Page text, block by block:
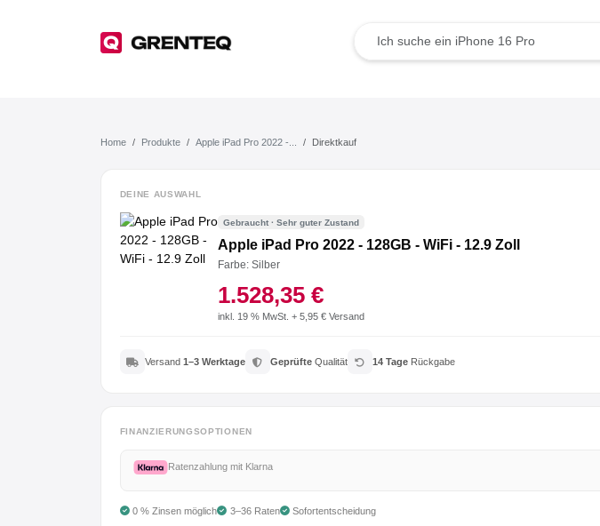
Wie funktioniert das?
Rücksendung
Home Produkte Apple iPad Pro 2022 -... Direktkauf
DEINE AUSWAHL
Gebraucht · Sehr guter Zustand
Apple iPad Pro 2022 - 128GB - WiFi - 12.9 Zoll
Farbe: Silber
1.528,35 €
inkl. 19 % MwSt. + 5,95 € Versand
Versand 1–3 Werktage GeprüfteQualität 14 TageRückgabe
FINANZIERUNGSOPTIONEN
Ratenzahlung mit Klarna
0 % Zinsen möglich 3–36 Raten Sofortentscheidung